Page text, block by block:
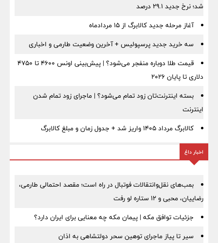
شد؛ نرخ جدید ۲۹.۱ درصد
آغاز مرحله جدید کالابرگ از ۱۵ مردادماه
سه خرید جدید پرسپولیس + آخرین وضعیت طارمی و اخباری
قیمت طلا دوباره منفجر می‌شود؟ | پیش‌بینی اونس ۴۶۰۰ تا ۴۷۵۰
دلاری تا پایان ۲۰۲۶
بسته اینترنت‌تان زود تمام می‌شود؟ | ماجرای زود تمام شدن
اینترنت
کالابرگ مرداد ۱۴۰۵ واریز شد + جدول زمان و مبلغ کالابرگ
اخبار داغ
بمب‌های نقل‌وانتقالات فوتبال در راه است؛ مقصد احتمالی طارمی،
رضاییان، محبی و ۱۲ ستاره لو رفت
جزئیات توافق مکه | پیمان مکه چه معنایی برای ایران دارد؟
سیر تا پیاز ماجرای توهین سحر دولتشاهی به اذان